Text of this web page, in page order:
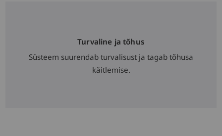
Turvaline ja tõhus
Süsteem suurendab turvalisust ja tagab tõhusa
käitlemise.